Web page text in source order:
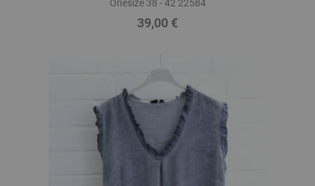
Onesize 38 - 42 22584
Preis
39,00 €